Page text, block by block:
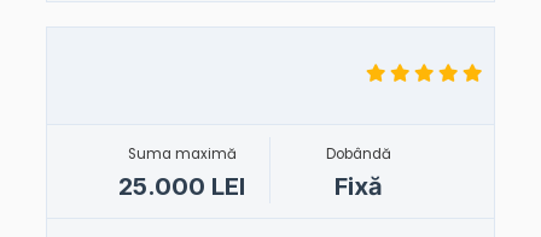
Suma maximă
25.000 LEI
Dobândă
Fixă